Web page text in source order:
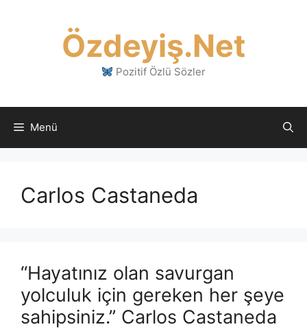
Özdeyiş.Net
Pozitif Özlü Sözler
Menü
Carlos Castaneda
“Hayatınız olan savurgan
yolculuk için gereken her şeye
sahipsiniz.” Carlos Castaneda